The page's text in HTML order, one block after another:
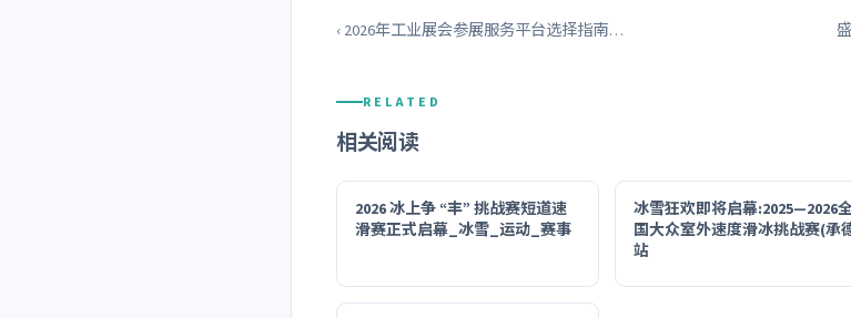
‹ 2026年工业展会参展服务平台选择指南…
RELATED
相关阅读
2026 冰上争 “丰” 挑战赛短道速
滑赛正式启幕_冰雪_运动_赛事
冰雪狂欢即将启幕:2025—2026
国大众室外速度滑冰挑战赛(承
站